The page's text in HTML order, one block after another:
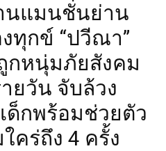
นแมนชั่นย่าน
ทุกข์ “ปวีณา”
กหนุ่มภัยสังคม
ยวัน จับล้วง
ด็กพร้อมช่วยตัว
คร่ถึง 4 ครั้ง